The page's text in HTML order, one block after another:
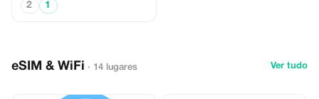
2 1
eSIM & WiFi · 14 lugares Ver tudo